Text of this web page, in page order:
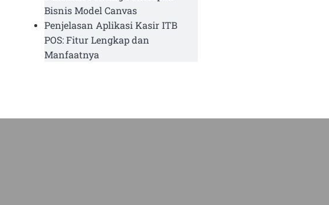
Bisnis Model Canvas
Penjelasan Aplikasi Kasir ITB
POS: Fitur Lengkap dan
Manfaatnya